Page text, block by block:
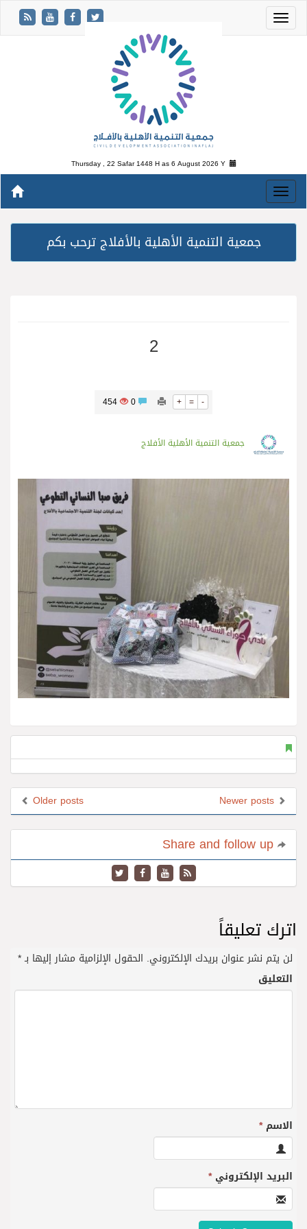
Thursday , 22 Safar 1448 H as6 August 2026 Y
جمعية التنمية الأهلية بالأفلاج ترحب بكم
2
+ = -
454
جمعية التنمية الأهلية الأفلاج
Older posts
اترك تعليقاً
لن يتم نشر عنوان بريدك الإلكتروني. الحقول الإلزامية مشار إليها بـ*
التعليق
الاسم*
البريد الإلكتروني*